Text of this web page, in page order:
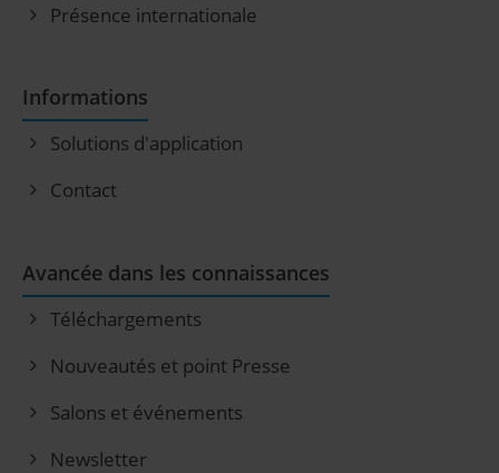
Présence internationale
Informations
Solutions d'application
Contact
Avancée dans les connaissances
Téléchargements
Nouveautés et point Presse
Salons et événements
Newsletter